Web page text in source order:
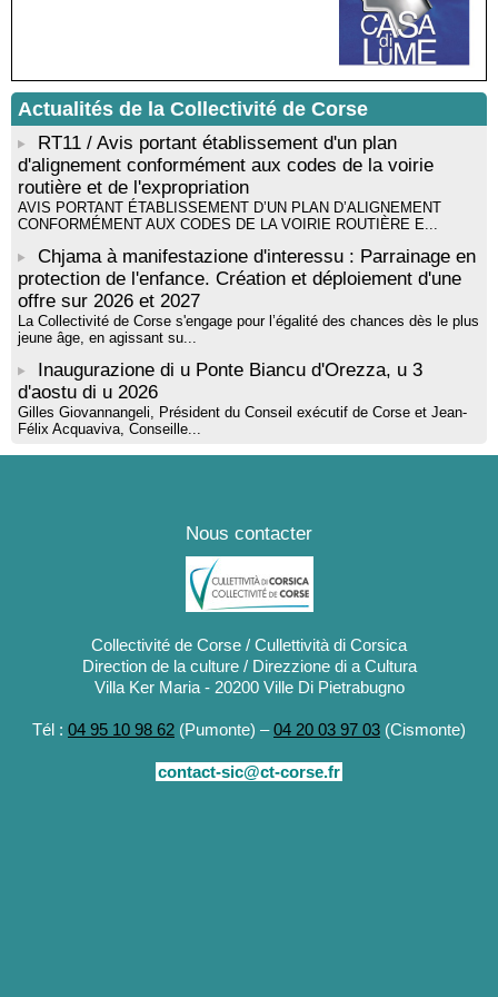
Mise en musique d’un livre jeunesse par Annik Meschinet,
musicienne pédagogue : Ateliers d’expression sonore, vocale,
rythmique et corporelle - Mediateca territuriale di Santa Lucia di
Tallà
! Événement reporté ! Cycle de conférences peinture animé
par Alexandre Dominati - Mediateca territuriale di Santa Lucia di
Tallà
Actualités de la Collectivité de Corse
RT11 / Avis portant établissement d'un plan
d'alignement conformément aux codes de la voirie
routière et de l'expropriation
AVIS PORTANT ÉTABLISSEMENT D’UN PLAN D’ALIGNEMENT
CONFORMÉMENT AUX CODES DE LA VOIRIE ROUTIÈRE E...
Chjama à manifestazione d'interessu : Parrainage en
protection de l'enfance. Création et déploiement d'une
offre sur 2026 et 2027
La Collectivité de Corse s'engage pour l’égalité des chances dès le plus
jeune âge, en agissant su...
Inaugurazione di u Ponte Biancu d'Orezza, u 3
d'aostu di u 2026
Gilles Giovannangeli, Président du Conseil exécutif de Corse et Jean-
Félix Acquaviva, Conseille...
Nous contacter
Collectivité de Corse / Cullettività di Corsica
Direction de la culture / Direzzione di a Cultura
Villa Ker Maria - 20200 Ville Di Pietrabugno
Tél : 04 95 10 98 62 (Pumonte) –04 20 03 97 03 (Cismonte)
contact-sic@ct-corse.fr